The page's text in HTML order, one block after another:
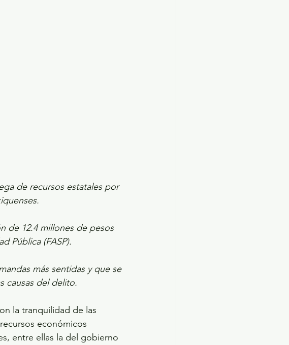
de recursos estatales por
de 12.4 millones de pesos
Pública (FASP).
más sentidas y que se
causas del delito.
la tranquilidad de las
económicos
entre ellas la del gobierno